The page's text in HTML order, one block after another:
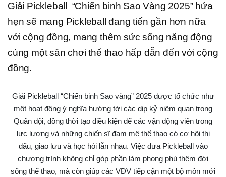
Giải Pickleball “Chiến binh Sao Vàng 2025” hứa
hẹn sẽ mang Pickleball đang tiến gần hơn nữa
với cộng đồng, mang thêm sức sống năng động
cùng một sân chơi thể thao hấp dẫn đến với cộng
đồng.
Giải Pickleball “Chiến binh Sao vàng” 2025 được tổ chức như
một hoạt động ý nghĩa hướng tới các dịp kỷ niệm quan trọng
Quân đội, đồng thời tạo điều kiện để các vận động viên trong
lực lượng và những chiến sĩ đam mê thể thao có cơ hội thi
đấu, giao lưu và học hỏi lẫn nhau. Việc đưa Pickleball vào
chương trình không chỉ góp phần làm phong phú thêm đời
sống thể thao, mà còn giúp các VĐV tiếp cận một bộ môn mới